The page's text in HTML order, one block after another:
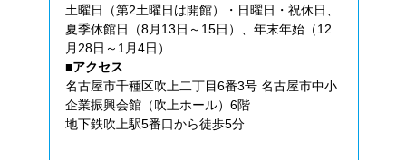
土曜日（第2土曜日は開館）・日曜日・祝休日、
夏季休館日（8月13日～15日）、年末年始（12
月28日～1月4日）
■アクセス
名古屋市千種区吹上二丁目6番3号 名古屋市中小
企業振興会館（吹上ホール）6階
地下鉄吹上駅5番口から徒歩5分